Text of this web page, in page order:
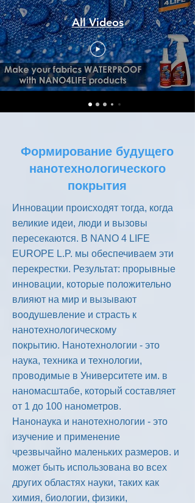
All Videos
Формирование будущего
нанотехнологического
покрытия
Инновации происходят тогда, когда
великие идеи, люди и вызовы
пересекаются. В NANO 4 LIFE
EUROPE L.P. мы обеспечиваем эти
перекрестки. Результат: прорывные
инновации, которые положительно
влияют на мир и вызывают
воодушевление и страсть к
нанотехнологическому
покрытию. Нанотехнологии - это
наука, техника и технологии,
проводимые в Университете им. в
наномасштабе, который составляет
от 1 до 100 нанометров.
Нанонаука и нанотехнологии - это
изучение и применение
чрезвычайно маленьких размеров. и
может быть использована во всех
других областях науки, таких как
химия, биологии, физики,